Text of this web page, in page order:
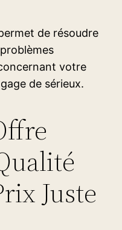
de résoudre
votre
de sérieux.
Juste